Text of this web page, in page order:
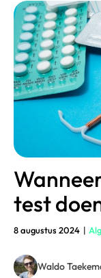
test
8 augustus 2024 |
Waldo